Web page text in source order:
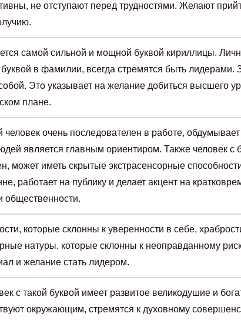
не отступают перед трудностями. Желают
самой сильной и мощной буквой кириллицы.
в фамилии, всегда стремятся быть лидерами.
Это указывает на желание добиться высшего
плане.
человек очень последователен в работе,
является главным ориентиром. Также человек с
может иметь скрытые экстрасенсорные
работает на публику и делает акцент на
общественности.
которые склонны к уверенности в себе,
натуры, которые склонны к неоправданному
и желание стать лидером.
с такой буквой имеет развитое великодушие и
окружающим, стремятся к духовному